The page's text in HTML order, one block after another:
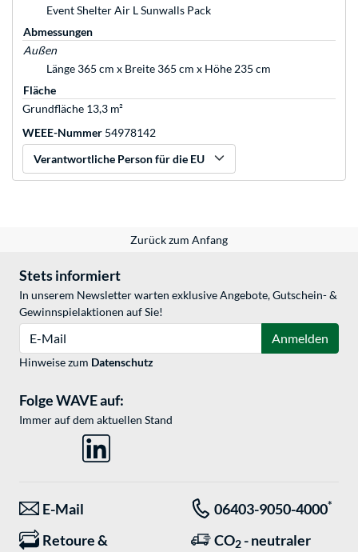
Event Shelter Air L Sunwalls Pack
Abmessungen
Außen
Länge 365 cm x Breite 365 cm x Höhe 235 cm
Fläche
Grundfläche 13,3 m²
WEEE-Nummer 54978142
Verantwortliche Person für die EU
Zurück zum Anfang
Stets informiert
In unserem Newsletter warten exklusive Angebote, Gutschein- &
Gewinnspielaktionen auf Sie!
Anmelden
Hinweise zum Datenschutz
Folge WAVE auf:
Immer auf dem aktuellen Stand
E-Mail 06403-9050-4000*
Retoure &
CO2 - neutraler